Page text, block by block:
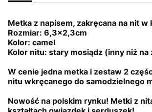
Metka z napisem, zakręcana na nit w
Rozmiar: 6,3x2,3cm
Kolor: camel
Kolor nitu: stary mosiądz (inny niż na
W cenie jedna metka i zestaw 2
nitu wkręcanego do samodzielnego
Nowość na polskim rynku! Metki z